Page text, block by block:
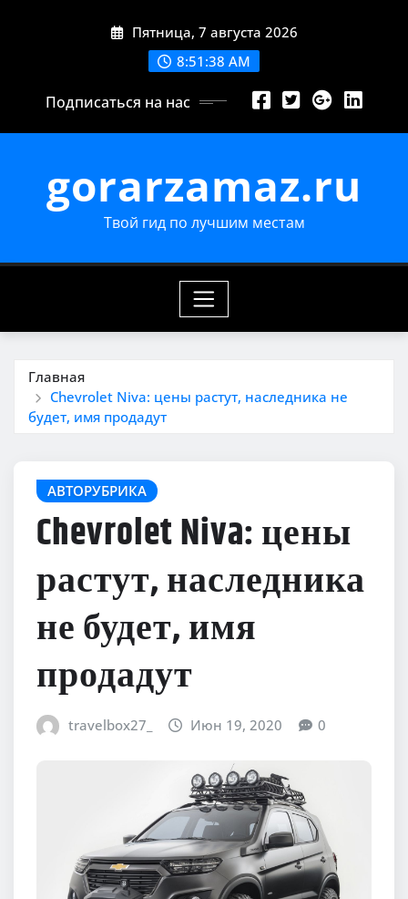
Пятница, 7 августа 2026
8:51:39 AM
Подписаться на нас
gorarzamaz.ru
Твой гид по лучшим местам
Главная
Chevrolet Niva: цены растут, наследника не
будет, имя продадут
АВТОРУБРИКА
Chevrolet Niva: цены
растут, наследника
не будет, имя
продадут
travelbox27_ Июн 19, 2020 0